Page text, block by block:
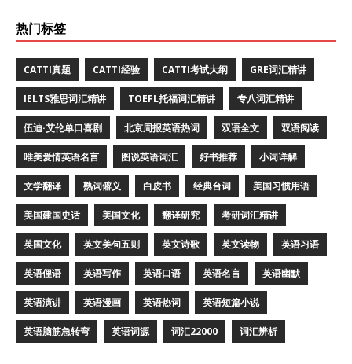
热门标签
CATTI真题 CATTI经验 CATTI考试大纲 GRE词汇精讲
IELTS雅思词汇精讲 TOEFL托福词汇精讲 专八词汇精讲
伍迪·艾伦单口喜剧 北京周报英语热词 双语全文 双语阅读
唯美爱情英语名言 图说英语词汇 好书推荐 小词详解
文学翻译 熟词僻义 白皮书 经典台词 美国习惯用语
美国建国史话 美国文化 翻译研究 考研词汇精讲
英国文化 英文美句五则 英文诗歌 英文读物 英语习语
英语俚语 英语写作 英语口语 英语名言 英语幽默
英语演讲 英语漫画 英语热词 英语短篇小说
英语脑筋急转弯 英语词源 词汇22000 词汇辨析